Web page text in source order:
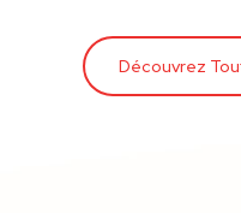
Découvrez